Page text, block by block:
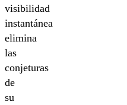
visibilidad
instantánea
elimina
las
conjeturas
de
su